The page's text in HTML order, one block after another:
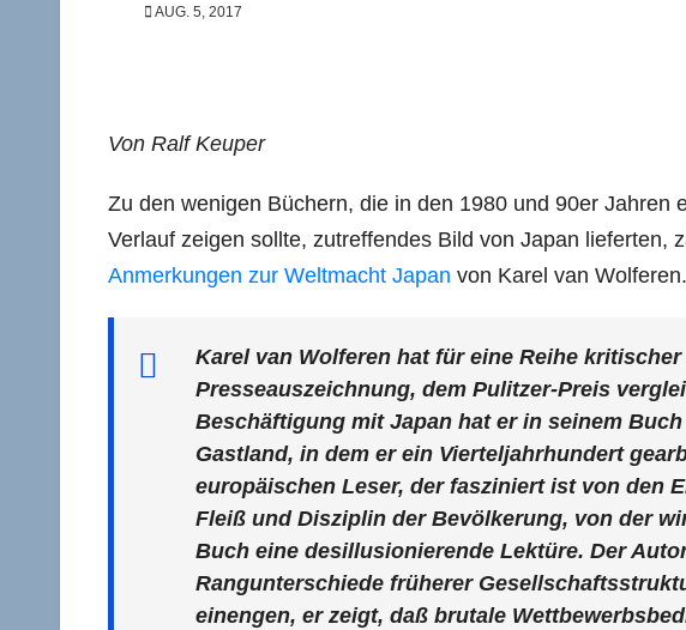
AUG. 5, 2017
Von Ralf Keuper
Zu den wenigen Büchern, die in den 1980 und 90er Jahren
Verlauf zeigen sollte, zutreffendes Bild von Japan lieferten,
Anmerkungen zur Weltmacht Japan von Karel van
Karel van Wolferen hat für eine Reihe
Presseauszeichnung, dem Pulitzer-Preis
Beschäftigung mit Japan hat er in seinem
Gastland, in dem er ein Vierteljahrhundert
europäischen Leser, der fasziniert ist von den
Fleiß und Disziplin der Bevölkerung, von der
Buch eine desillusionierende Lektüre. Der
Rangunterschiede früherer
einengen, er zeigt, daß brutale